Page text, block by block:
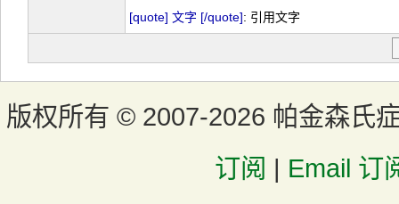
[quote] 文字 [/quote]: 引用文字
版权所有 © 2007-2026 帕金森氏
订阅 | Email 订